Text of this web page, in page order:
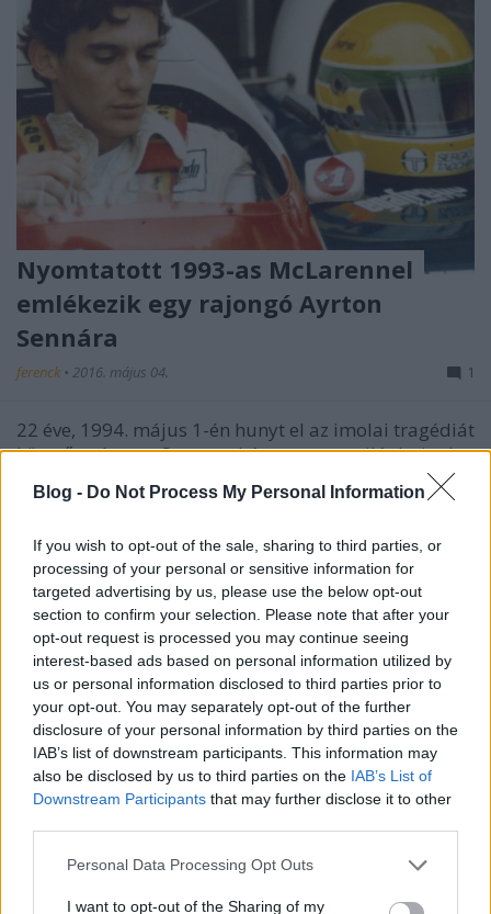
Blog - Do Not Process My Personal Information
If you wish to opt-out of the sale, sharing to third parties, or
processing of your personal or sensitive information for
targeted advertising by us, please use the below opt-out
section to confirm your selection. Please note that after your
opt-out request is processed you may continue seeing
interest-based ads based on personal information utilized by
us or personal information disclosed to third parties prior to
your opt-out. You may separately opt-out of the further
disclosure of your personal information by third parties on the
IAB’s list of downstream participants. This information may
also be disclosed by us to third parties on the IAB’s List of
Downstream Participants that may further disclose it to other
Please note that this website/app uses one or more Google
not limited to your visit or usage behaviour. You may click to
Personal Data Processing Opt Outs
I want to opt-out of the Sharing of my
Nyomtatott 1993-as McLarennel
emlékezik egy rajongó Ayrton
Sennára
ferenck • 2016. május 04. 1
22 éve, 1994. május 1-én hunyt el az imolai tragédiát
követően Ayrton Senna, a háromszoros világbajnok
legendás brazil Forma-1 versenyző. 1993 volt az
utolsó éve a McLarennel, 1994-ben a Williams-
Turnage az 1989-ben riverside-i…